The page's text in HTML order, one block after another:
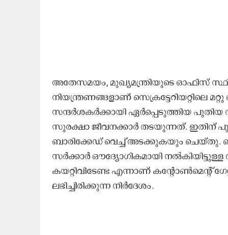
അതേസമയം, മുഖ്യമന്ത്രിയുടെ ഓഫിസ്
നിയന്ത്രണങ്ങളാണ് സെക്രട്ടേറിയറ്റിലെ മറ്റു
സന്ദർശകർക്കായി ഏർപ്പെടുത്തിയ പുതിയ
സുരക്ഷാ ജീവനക്കാർ തടയുന്നത്. ഇതിന്
ബാരിക്കേഡ് വെച്ച് അടക്കുകയും ചെയ്തു.
സർക്കാർ ഔദ്യോഗികമായി
കയറ്റിവിടേണ്ട എന്നാണ് കന്റോൺമെന്റ്
ലഭിച്ചിരിക്കുന്ന നിർദേശം.